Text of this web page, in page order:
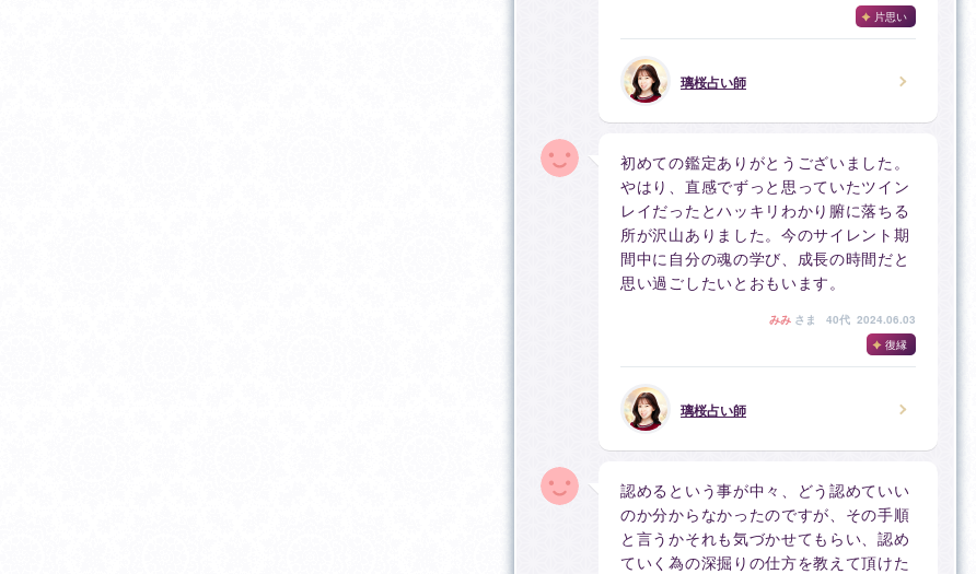
片思い
璃桜占い師
初めての鑑定ありがとうございました。
やはり、直感でずっと思っていたツイン
レイだったとハッキリわかり腑に落ちる
所が沢山ありました。今のサイレント期
間中に自分の魂の学び、成長の時間だと
思い過ごしたいとおもいます。
みみ さま
40代 2024.06.03
復縁
璃桜占い師
認めるという事が中々、どう認めていい
のか分からなかったのですが、その手順
と言うかそれも気づかせてもらい、認め
ていく為の深掘りの仕方を教えて頂けた